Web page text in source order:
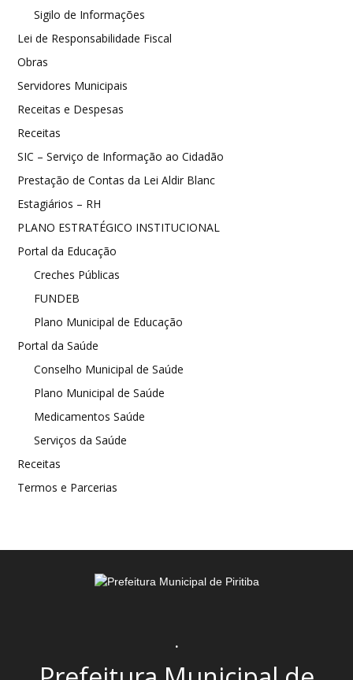
Sigilo de Informações
Lei de Responsabilidade Fiscal
Obras
Servidores Municipais
Receitas e Despesas
Receitas
SIC – Serviço de Informação ao Cidadão
Prestação de Contas da Lei Aldir Blanc
Estagiários – RH
PLANO ESTRATÉGICO INSTITUCIONAL
Portal da Educação
Creches Públicas
FUNDEB
Plano Municipal de Educação
Portal da Saúde
Conselho Municipal de Saúde
Plano Municipal de Saúde
Medicamentos Saúde
Serviços da Saúde
Receitas
Termos e Parcerias
.